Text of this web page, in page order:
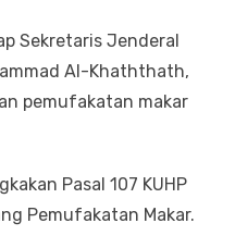
Sekretaris Jenderal
Al-Khaththath,
pemufakatan makar
Pasal 107 KUHP
Pemufakatan Makar.